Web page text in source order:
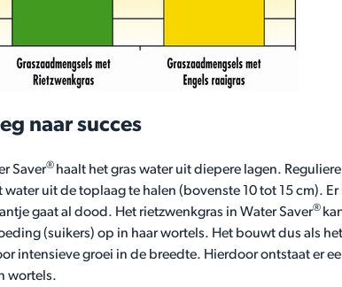
naar succes
Saver® haalt het gras water uit diepere lagen.
uit de toplaag te halen (bovenste 10 tot 15 cm). Er
gaat al dood. Het rietzwenkgras in Water Saver®
(suikers) op in haar wortels. Het bouwt dus als
intensieve groei in de breedte. Hierdoor ontstaat er
wortels.